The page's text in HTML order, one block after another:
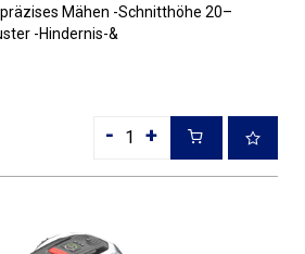
präzises Mähen -Schnitthöhe 20–
-Hindernis-&
- +